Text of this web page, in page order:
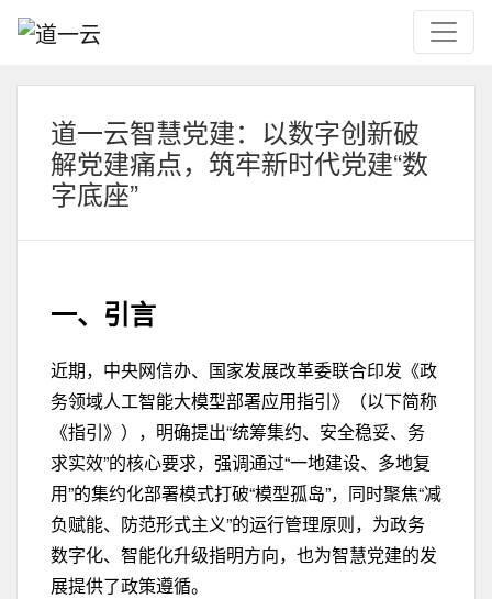
道一云智慧党建：以数字创新破
解党建痛点，筑牢新时代党建“数
字底座”
一、引言
近期，中央网信办、国家发展改革委联合印发《政
务领域人工智能大模型部署应用指引》（以下简称
《指引》），明确提出“统筹集约、安全稳妥、务
求实效”的核心要求，强调通过“一地建设、多地复
用”的集约化部署模式打破“模型孤岛”，同时聚焦“减
负赋能、防范形式主义”的运行管理原则，为政务
数字化、智能化升级指明方向，也为智慧党建的发
展提供了政策遵循。